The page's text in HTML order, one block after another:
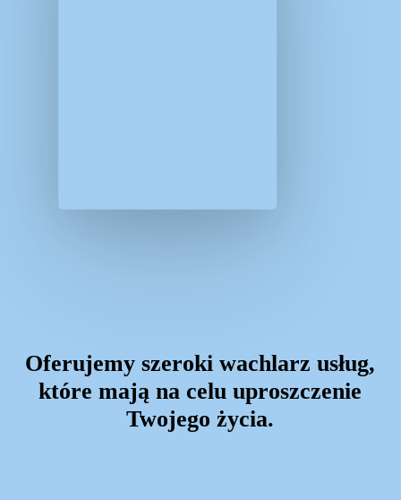
Oferujemy szeroki wachlarz usług,
które mają na celu uproszczenie
Twojego życia.